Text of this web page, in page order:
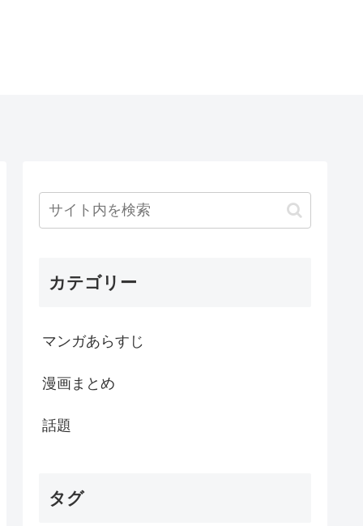
カテゴリー
マンガあらすじ
漫画まとめ
話題
タグ